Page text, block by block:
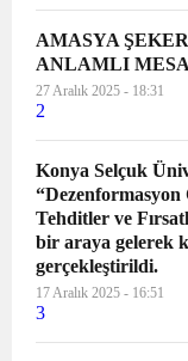
kardeşlerimizi
Bugün, dünyada ve
bir yanındaki
olduk: her türlü
ve savaşa meydan
Dünya tarihine
geçen Mirabel
direnişine sahip
tam 63 yıl önce
Cumhuriyeti’nde
devrilmesi için canları
ödeyen Mirabel
AMASYA
ANLAMLI
27 Aralık 2025 - 18:31
2
Konya Selçuk
“Dezenformasyon
Tehditler ve
bir araya gelerek
gerçekleştirildi.
17 Aralık 2025 - 16:51
3